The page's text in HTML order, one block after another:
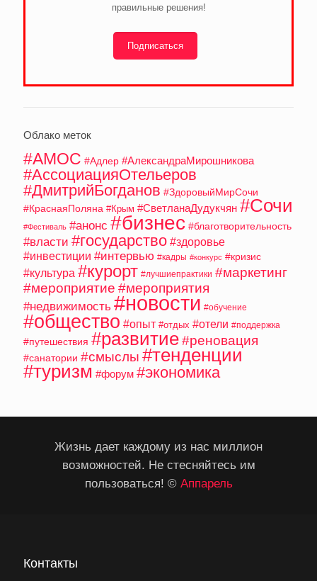
правильные решения!
Подписаться
Облако меток
#АМОС #Адлер #АлександраМирошникова
#АссоциацияОтельеров
#ДмитрийБогданов #ЗдоровыйМирСочи
#КраснаяПоляна #Крым #СветланаДудукчян #Сочи
#Фестиваль #анонс #бизнес #благотворительность
#власти #государство #здоровье
#инвестиции #интервью #кадры #конкурс #кризис
#культура #курорт #лучшиепрактики #маркетинг
#мероприятие #мероприятия
#недвижимость #новости #обучение
#общество #опыт #отдых #отели #поддержка
#путешествия #развитие#реновация
#санатории #смыслы #тенденции
#туризм #форум #экономика
Жизнь дает каждому из нас миллион
возможностей. Не стесняйтесь им
пользоваться! © Аппарель
Контакты